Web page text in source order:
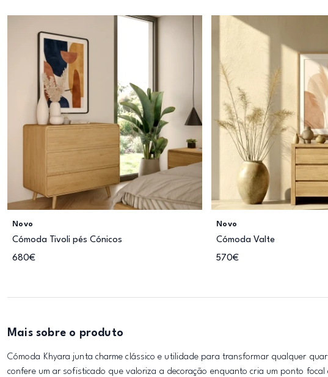
Novo
Cómoda Tivoli pés Cónicos
680€
Novo
Cómoda Valte
570€
Mais sobre o produto
Cómoda Khyara junta charme clássico e utilidade para transformar qualquer
confere um ar sofisticado que valoriza a decoração enquanto cria um ponto